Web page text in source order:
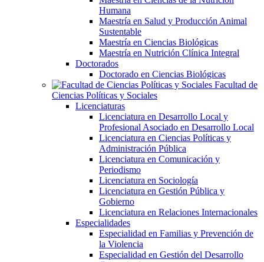
Humana
Maestría en Salud y Producción Animal
Sustentable
Maestría en Ciencias Biológicas
Maestría en Nutrición Clínica Integral
Doctorados
Doctorado en Ciencias Biológicas
Facultad de
Ciencias Políticas y Sociales
Licenciaturas
Licenciatura en Desarrollo Local y
Profesional Asociado en Desarrollo Local
Licenciatura en Ciencias Políticas y
Administración Pública
Licenciatura en Comunicación y
Periodismo
Licenciatura en Sociología
Licenciatura en Gestión Pública y
Gobierno
Licenciatura en Relaciones Internacionales
Especialidades
Especialidad en Familias y Prevención de
la Violencia
Especialidad en Gestión del Desarrollo